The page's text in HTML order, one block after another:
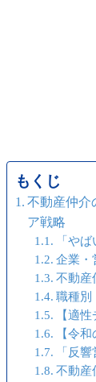
もくじ
不動産仲介
ア戦略
「や
企業・
不動産
職種別
【適
【令
「反
不動産